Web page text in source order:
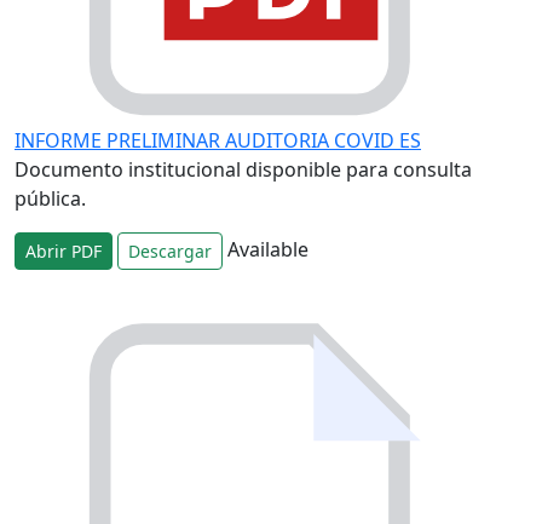
INFORME PRELIMINAR AUDITORIA COVID ES
Documento institucional disponible para consulta
pública.
Abrir PDF Descargar Available